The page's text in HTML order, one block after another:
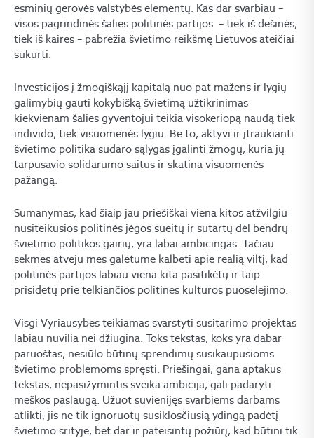
esminių gerovės valstybės elementų. Kas dar svarbiau –
visos pagrindinės šalies politinės partijos – tiek iš dešinės,
tiek iš kairės – pabrėžia švietimo reikšmę Lietuvos ateičiai
sukurti.
Investicijos į žmogiškąjį kapitalą nuo pat mažens ir lygių
galimybių gauti kokybišką švietimą užtikrinimas
kiekvienam šalies gyventojui teikia visokeriopą naudą tiek
individo, tiek visuomenės lygiu. Be to, aktyvi ir įtraukianti
švietimo politika sudaro sąlygas įgalinti žmogų, kuria jų
tarpusavio solidarumo saitus ir skatina visuomenės
pažangą.
Sumanymas, kad šiaip jau priešiškai viena kitos atžvilgiu
nusiteikusios politinės jėgos sueitų ir sutartų dėl bendrų
švietimo politikos gairių, yra labai ambicingas. Tačiau
sėkmės atveju mes galėtume kalbėti apie realią viltį, kad
politinės partijos labiau viena kita pasitikėtų ir taip
prisidėtų prie telkiančios politinės kultūros puoselėjimo.
Visgi Vyriausybės teikiamas svarstyti susitarimo projektas
labiau nuvilia nei džiugina. Toks tekstas, koks yra dabar
paruoštas, nesiūlo būtinų sprendimų susikaupusioms
švietimo problemoms spręsti. Priešingai, gana aptakus
tekstas, nepasižymintis sveika ambicija, gali padaryti
meškos paslaugą. Užuot suvienijęs svarbiems darbams
atlikti, jis ne tik ignoruotų susiklosčiusią ydingą padėtį
švietimo srityje, bet dar ir pateisintų požiūrį, kad būtini tik